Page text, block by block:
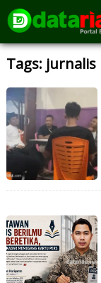
Tags: jurnalis